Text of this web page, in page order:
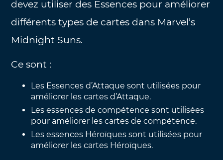
devez utiliser des Essences pour améliorer
différents types de cartes dans Marvel’s
Midnight Suns.
Ce sont :
Les Essences d’Attaque sont utilisées pour
améliorer les cartes d’Attaque.
Les essences de compétence sont utilisées
pour améliorer les cartes de compétence.
Les essences Héroïques sont utilisées pour
améliorer les cartes Héroïques.